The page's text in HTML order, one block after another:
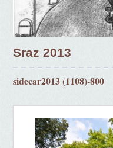
Sraz 2013
sidecar2013 (1108)-800